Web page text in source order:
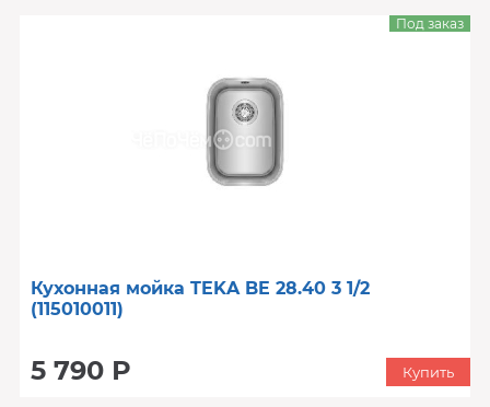
Кухонная мойка TEKA BE 28.40 3 1/2
(115010011)
5 790 Р
Под заказ
Купить